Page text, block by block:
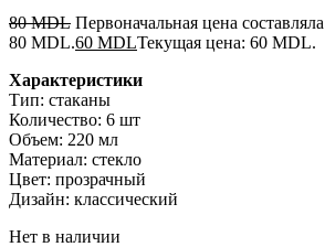
80MDL Первоначальная цена составляла
80 MDL.60 MDLТекущая цена: 60 MDL.
Характеристики
Тип: стаканы
Количество: 6 шт
Объем: 220 мл
Материал: стекло
Цвет: прозрачный
Дизайн: классический
Нет в наличии